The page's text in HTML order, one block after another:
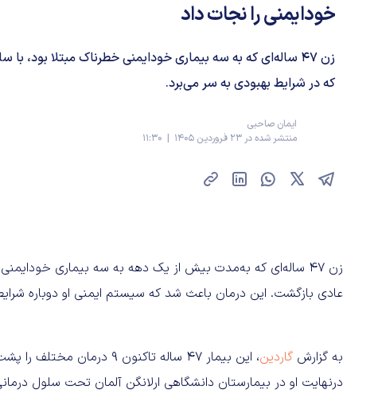
خودایمنی را نجات داد
زن ۴۷ ساله‌ای که به سه بیماری خودایمنی خطرناک مبتلا بود،
که در شرایط بهبودی به سر می‌برد.
ایمان صاحبی
منتشر شده در 23 فروردین 1405 | 11:30
زن ۴۷ ساله‌ای که به‌مدت بیش از یک دهه به سه بیماری
عادی بازگشت. این درمان باعث شد که سیستم ایمنی او دوباره
به گزارش گاردین
، این بیمار ۴۷ ساله
درنهایت او در بیمارستان دانشگاهی ارلانگن آلمان تحت سلول